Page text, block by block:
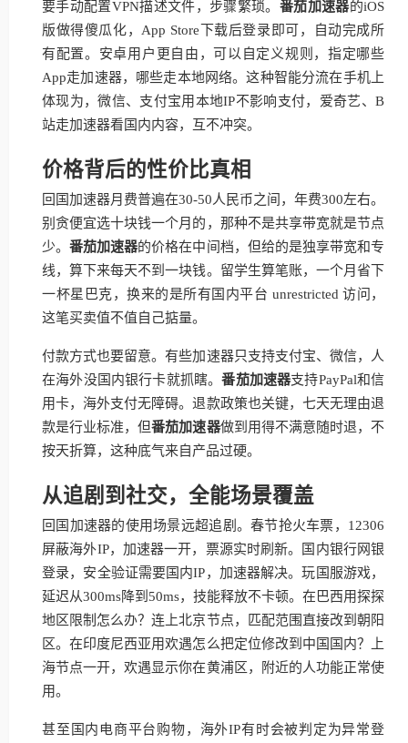
要手动配置VPN描述文件，步骤繁琐。 番茄加速器的iOS
版做得傻瓜化，App Store下载后登录即可，自动完成所
有配置。安卓用户更自由，可以自定义规则，指定哪些
App走加速器，哪些走本地网络。这种智能分流在手机上
体现为，微信、支付宝用本地IP不影响支付，爱奇艺、B
站走加速器看国内内容，互不冲突。
价格背后的性价比真相
回国加速器月费普遍在30-50人民币之间，年费300左右。
别贪便宜选十块钱一个月的，那种不是共享带宽就是节点
少。番茄加速器的价格在中间档，但给的是独享带宽和专
线，算下来每天不到一块钱。留学生算笔账，一个月省下
一杯星巴克，换来的是所有国内平台 unrestricted 访问，
这笔买卖值不值自己掂量。
付款方式也要留意。有些加速器只支持支付宝、微信，人
在海外没国内银行卡就抓瞎。番茄加速器支持PayPal和信
用卡，海外支付无障碍。退款政策也关键，七天无理由退
款是行业标准，但番茄加速器做到用得不满意随时退，不
按天折算，这种底气来自产品过硬。
从追剧到社交，全能场景覆盖
回国加速器的使用场景远超追剧。春节抢火车票，12306
屏蔽海外IP，加速器一开，票源实时刷新。国内银行网银
登录，安全验证需要国内IP，加速器解决。玩国服游戏，
延迟从300ms降到50ms，技能释放不卡顿。在巴西用探探
地区限制怎么办？连上北京节点，匹配范围直接改到朝阳
区。在印度尼西亚用欢遇怎么把定位修改到中国国内？上
海节点一开，欢遇显示你在黄浦区，附近的人功能正常使
用。
甚至国内电商平台购物，海外IP有时会被判定为异常登